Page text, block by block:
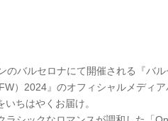
バルセロナにて開催される『バ
）2024』のオフィシャルメディ
ちはやくお届け。